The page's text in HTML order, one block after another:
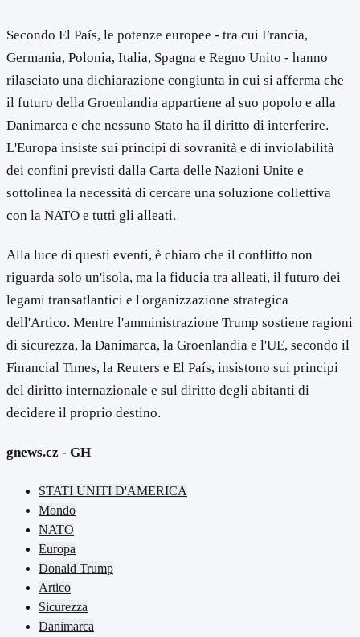
Secondo El País, le potenze europee - tra cui Francia,
Germania, Polonia, Italia, Spagna e Regno Unito - hanno
rilasciato una dichiarazione congiunta in cui si afferma che
il futuro della Groenlandia appartiene al suo popolo e alla
Danimarca e che nessuno Stato ha il diritto di interferire.
L'Europa insiste sui principi di sovranità e di inviolabilità
dei confini previsti dalla Carta delle Nazioni Unite e
sottolinea la necessità di cercare una soluzione collettiva
con la NATO e tutti gli alleati.
Alla luce di questi eventi, è chiaro che il conflitto non
riguarda solo un'isola, ma la fiducia tra alleati, il futuro dei
legami transatlantici e l'organizzazione strategica
dell'Artico. Mentre l'amministrazione Trump sostiene ragioni
di sicurezza, la Danimarca, la Groenlandia e l'UE, secondo il
Financial Times, la Reuters e El País, insistono sui principi
del diritto internazionale e sul diritto degli abitanti di
decidere il proprio destino.
gnews.cz - GH
STATI UNITI D'AMERICA
Mondo
NATO
Europa
Donald Trump
Artico
Sicurezza
Danimarca